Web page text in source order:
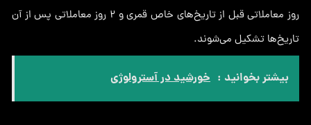
روز معاملاتی قبل از تاریخ‌های خاص قمری و ۲ روز معاملاتی پس از آن
تاریخ‌ها تشکیل می‌شوند.
بیشتر بخوانید : خورشید در آسترولوژي